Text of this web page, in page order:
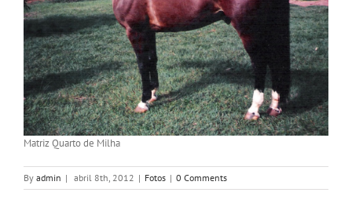
Matriz Quarto de Milha
By admin | abril 8th, 2012 | Fotos | 0 Comments